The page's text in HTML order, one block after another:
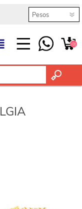
(0)